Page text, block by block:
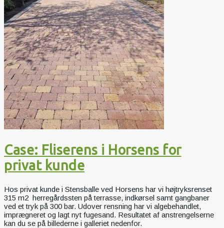
Case: Fliserens i Horsens for
privat kunde
Hos privat kunde i Stensballe ved Horsens har vi højtryksrenset
315 m2 herregårdssten på terrasse, indkørsel samt gangbaner
ved et tryk på 300 bar. Udover rensning har vi algebehandlet,
imprægneret og lagt nyt fugesand. Resultatet af anstrengelserne
kan du se på billederne i galleriet nedenfor.